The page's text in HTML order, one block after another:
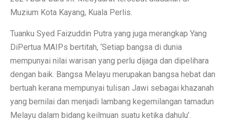
Muzium Kota Kayang, Kuala Perlis.
Tuanku Syed Faizuddin Putra yang juga merangkap Yang
DiPertua MAIPs bertitah, ‘Setiap bangsa di dunia
mempunyai nilai warisan yang perlu dijaga dan dipelihara
dengan baik. Bangsa Melayu merupakan bangsa hebat dan
bertuah kerana mempunyai tulisan Jawi sebagai khazanah
yang bernilai dan menjadi lambang kegemilangan tamadun
Melayu dalam bidang keilmuan suatu ketika dahulu’.